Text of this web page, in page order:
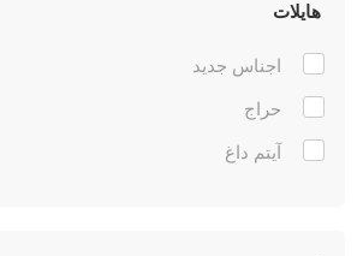
هایلات
اجناس جدید
حراج
آیتم داغ